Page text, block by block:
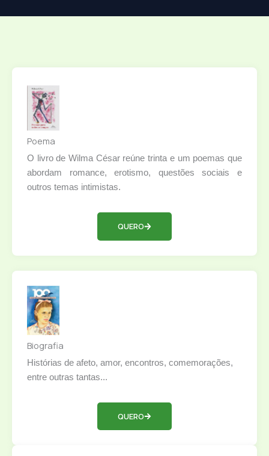
Poema
O livro de Wilma César reúne trinta e um poemas que
abordam romance, erotismo, questões sociais e
outros temas intimistas.
QUERO
Biografia
Histórias de afeto, amor, encontros, comemorações,
entre outras tantas...
QUERO